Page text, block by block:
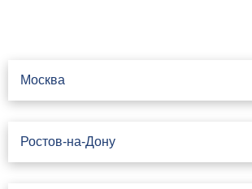
Москва
Ростов-на-Дону